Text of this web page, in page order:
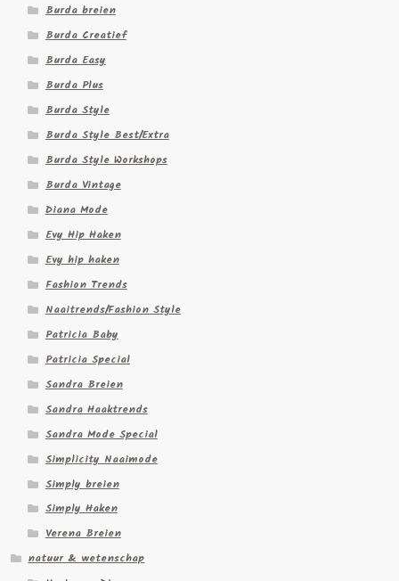
Burda breien
Burda Creatief
Burda Easy
Burda Plus
Burda Style
Burda Style Best/Extra
Burda Style Workshops
Burda Vintage
Diana Mode
Evy Hip Haken
Evy hip haken
Fashion Trends
Naaitrends/Fashion Style
Patricia Baby
Patricia Special
Sandra Breien
Sandra Haaktrends
Sandra Mode Special
Simplicity Naaimode
Simply breien
Simply Haken
Verena Breien
natuur & wetenschap